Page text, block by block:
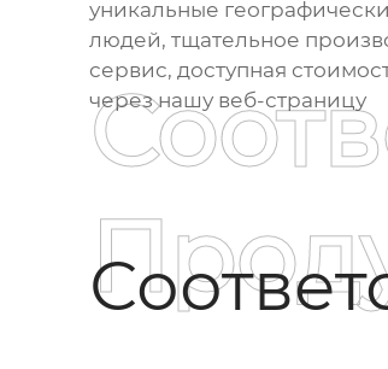
уникальные
людей, тщательное
сервис, доступная
через нашу веб-страницу